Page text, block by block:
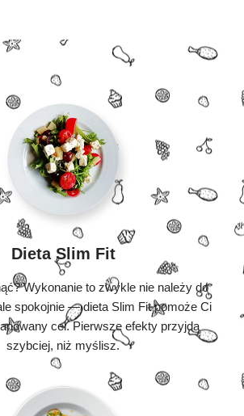
Dieta Slim Fit
Wykonanie to zwykle nie należy do
spokojnie — dieta Slim Fit pomoże Ci
cel. Pierwsze efekty przyjdą
szybciej, niż myślisz.